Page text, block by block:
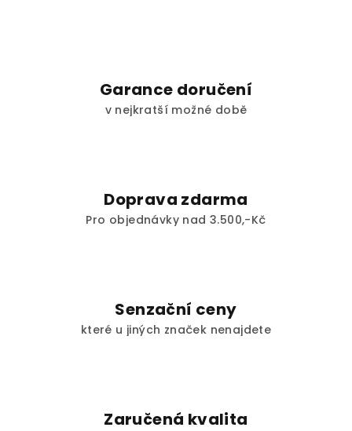
Garance doručení
v nejkratší možné době
Doprava zdarma
Pro objednávky nad 3.500,-Kč
Senzační ceny
které u jiných značek nenajdete
Zaručená kvalita